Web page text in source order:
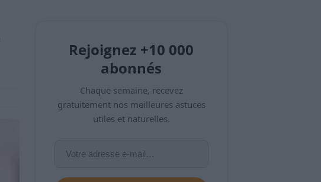
Rejoignez +10 000
abonnés
Chaque semaine, recevez
gratuitement nos meilleures astuces
utiles et naturelles.